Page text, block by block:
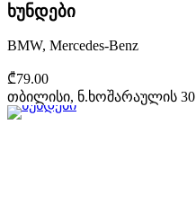
ხუნდები
BMW, Mercedes-Benz
₾79.00
თბილისი, ნ.ხოშარაულის 30